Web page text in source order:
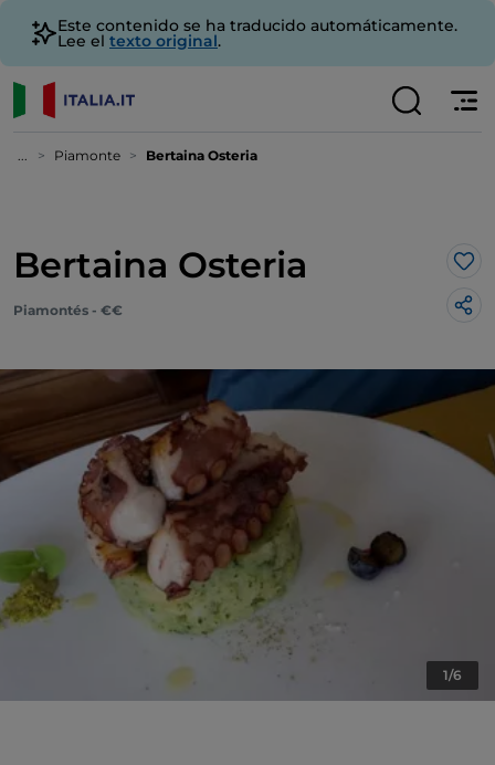
Este contenido se ha traducido automáticamente.
Lee el texto original.
... Piamonte Bertaina Osteria
Bertaina Osteria Me
Piamontés - €€
1/6